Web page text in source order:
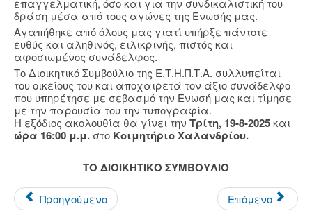
επαγγελματική, όσο και για την συνδικαλιστική του
δράση μέσα από τους αγώνες της Ενωσής μας.
Αγαπήθηκε από όλους μας γιατί υπήρξε πάντοτε
ευθύς και αληθινός, ειλικρινής, πιστός και
αφοσιωμένος συνάδελφος.
Το Διοικητικό Συμβούλιο της Ε.Τ.Η.Π.Τ.Α. συλλυπείται
του οικείους του και αποχαιρετά τον άξιο συνάδελφο
που υπηρέτησε με σεβασμό την Ενωσή μας και τίμησε
με την παρουσία του την τυπογραφία.
Η εξόδιος ακολουθία θα γίνει την Τρίτη, 19-8-2025και
ώρα 16:00 μ.μ. στο Κοιμητήριο Χαλανδρίου.
TO ΔΙΟΙΚΗΤΙΚΟ ΣΥΜΒΟΥΛΙΟ
Προηγούμενο Επόμενο